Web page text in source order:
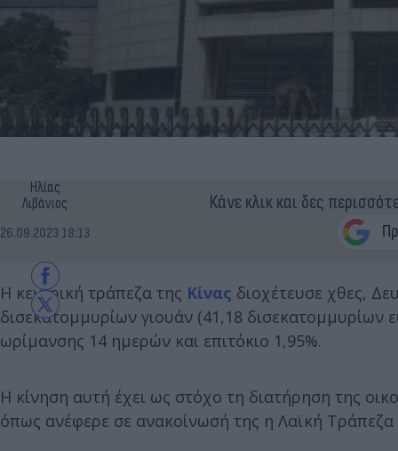
Ηλίας
Λιβάνιος
26.09.2023 18:13
Κάνε κλικ και δες
Η κεντρική τράπεζα της Κίνας διοχέτευσε χθες,
δισεκατομμυρίων γιουάν (41,18
ωρίμανσης 14 ημερών και επιτόκιο 1,95%.
Η κίνηση αυτή έχει ως στόχο τη διατήρηση της
όπως ανέφερε σε ανακοίνωσή της η Λαϊκή Τράπεζα